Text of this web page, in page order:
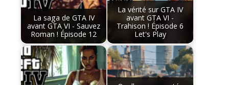
La saga de GTA IV
avant GTA VI - Sauvez
Roman ! Épisode 12
La vérité sur GTA IV
avant GTA VI -
Trahison ! Épisode 6
Let's Play